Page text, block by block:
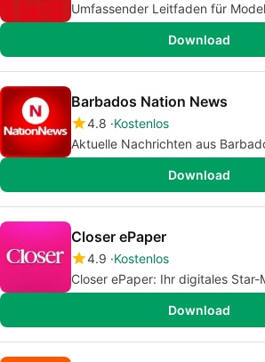
Umfassender Leitfaden für
Download
Barbados Nation News
4.8 Kostenlos
Aktuelle Nachrichten aus
Download
Closer ePaper
4.9 Kostenlos
Closer ePaper: Ihr digitales Star-
Download